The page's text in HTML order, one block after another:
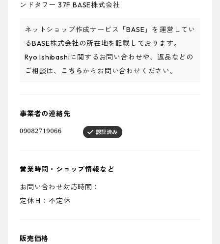
ンドタワー 37F BASE株式会社
ネットショップ作成サービス「BASE」を運営してい
るBASE株式会社の所在地を記載しております。
Ryo Ishibashiに関するお問い合わせや、返品などの
ご相談は、
こちらからお問い合わせください。
事業者の連絡先
営業時間・ショップ情報など
お問い合わせ対応時間：
定休日：不定休
販売価格